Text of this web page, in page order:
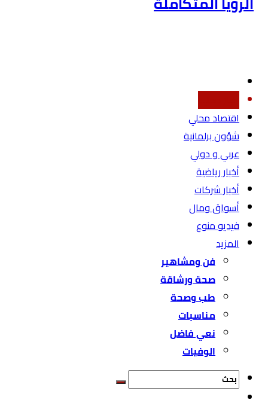
اقتصاد محلي
شؤون برلمانية
عربي و دولي
أخبار رياضية
أخبار شركات
أسواق ومال
فيديو منوع
المزيد
فن ومشاهير
صحة ورشاقة
طب وصحة
مناسبات
نعي فاضل
الوفيات